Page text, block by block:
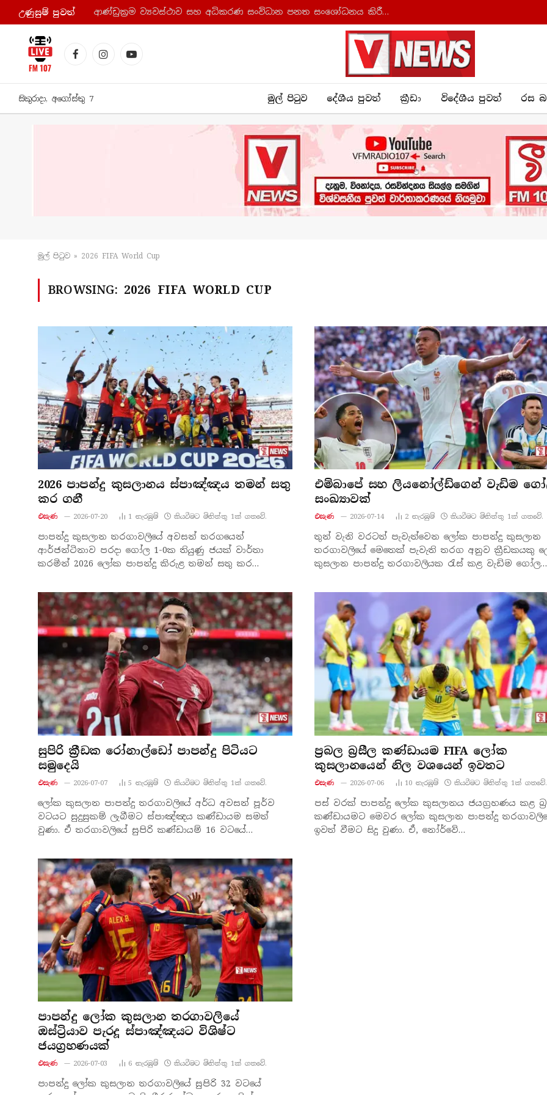
උණුසුම් පුව​ත් ආණ්ඩුක්‍රම ව්‍යවස්ථාව සහ අධිකරණ සංවිධාන පනත සංශෝධනය කිරීමට කැබිනට් අනුමැතිය
FacebookInstagramYouTube
සිකුරාදා, අගෝස්තු 7 මුල් පිටුව දේශීය පුව​ත් ක්‍රී​ඩා විදේශීය පුවත් රස
මුල් පිටු​ව » 2026 FIFA World Cup
BROWSING: 2026 FIFA WORLD CUP
2026 පාපන්දු කුසලානය ස්පාඤ්ඤය තමන් සතු
කර ගනී
එසැණ 2026-07-20 1 නැරඹු​ම් කියවීමට මිනිත්තු 1ක් ගතවේ.
පාපන්දු කුසලාන තරගාවලියේ අවසන් තරගයෙන්
ආර්ජන්ටිනාව පරදා ගෝල 1-0ක තියුණු ජයක් වාර්තා
කරමින් 2026 ලෝක පාපන්දු කිරුළ තමන් සතු කර…
එම්බාපේ සහ ලියනෝල්ඩ්ගෙන් වැඩිම
සංඛ්‍යාවක්
එසැණ 2026-07-14 2 නැරඹු​ම් කියවීමට මිනිත්තු 1ක් ගතවේ.
තුන් වැනි වරටත් පැවැත්වෙන ලෝක පාපන්දු කුසලාන
තරගාවලියේ මෙතෙක් පැවැති තරග අනුව ක්‍රීඩකයකු
කුසලාන පාපන්දු තරගාවලියක රැස් කළ වැඩිම ගෝල…
සුපිරි ක්‍රීඩක රෝනාල්ඩෝ පාපන්දු පිටියට
සමුදෙයි
එසැණ 2026-07-07 5 නැරඹු​ම් කියවීමට මිනිත්තු 1ක් ගතවේ.
ලෝක කුසලාන පාපන්දු තරගාවලියේ අර්ධ අවසන් පූර්ව
වටයට සුදුසුකම් ලැබීමට ස්පාඤ්ඤය කණ්ඩායම සමත්
වුණා. ඒ තරගාවලියේ සුපිරි කණ්ඩායම් 16 වටයේ…
ප්‍රබල බ්‍රසීල කණ්ඩායම FIFA ලෝක
කුසලානයෙන් නිල වශයෙන් ඉවතට
එසැණ 2026-07-06 10 නැරඹු​ම් කියවීමට මිනිත්තු 1ක් ගතවේ.
පස් වරක් පාපන්දු ලෝක කුසලානය ජයග්‍රහණය කළ
කණ්ඩායමට මෙවර ලෝක කුසලාන පාපන්දු
ඉවත් වීමට සිදු වුණා. ඒ, නෝර්වේ…
පාපන්දු ලෝක කුසලාන තරගාවලියේ
ඔස්ට්‍රියාව පැරදූ ස්පාඤ්ඤයට විශිෂ්ට
ජයග්‍රහණයක්
එසැණ 2026-07-03 6 නැරඹු​ම් කියවීමට මිනිත්තු 1ක් ගතවේ.
පාපන්දු ලෝක කුසලාන තරගාවලියේ සුපිරි 32 වටයේ